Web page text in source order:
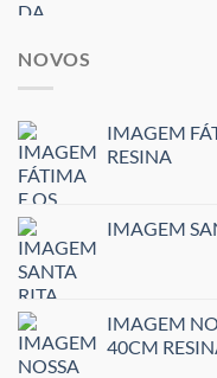
NOVOS
IMAGEM
RESINA
IMAGEM
IMAGEM
40CM